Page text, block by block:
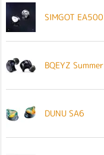
SIMGOT EA500
BQEYZ Summer
DUNU SA6